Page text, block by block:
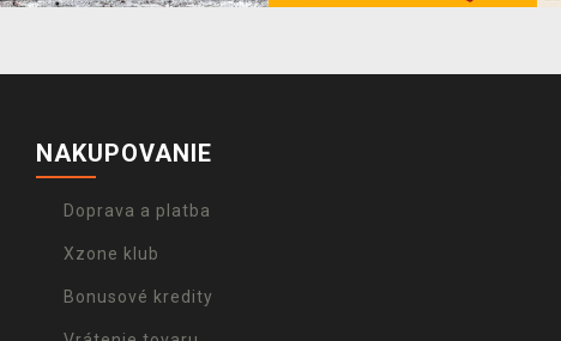
NAKUPOVANIE
Doprava a platba
Xzone klub
Bonusové kredity